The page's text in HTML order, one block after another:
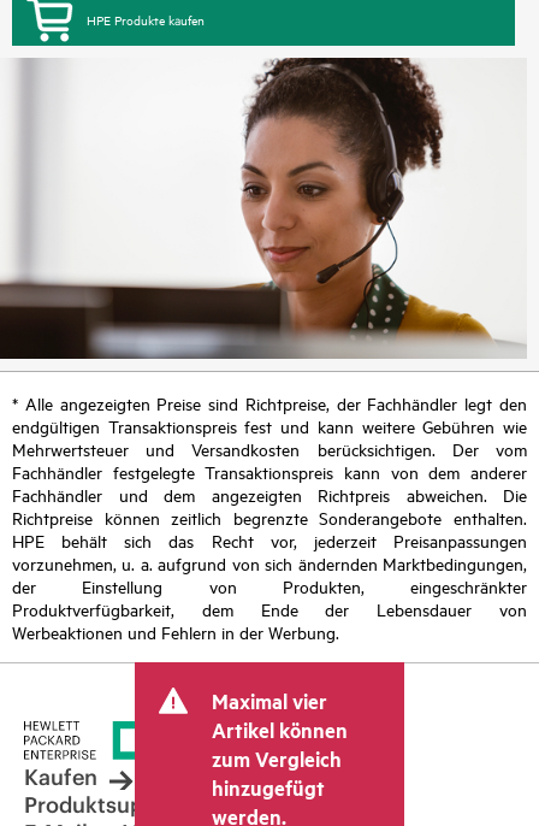
HPE Produkte kaufen
* Alle angezeigten Preise sind Richtpreise, der Fachhändler legt den
endgültigen Transaktionspreis fest und kann weitere Gebühren wie
Mehrwertsteuer und Versandkosten berücksichtigen. Der vom
Fachhändler festgelegte Transaktionspreis kann von dem anderer
Fachhändler und dem angezeigten Richtpreis abweichen. Die
Richtpreise können zeitlich begrenzte Sonderangebote enthalten.
HPE behält sich das Recht vor, jederzeit Preisanpassungen
vorzunehmen, u. a. aufgrund von sich ändernden Marktbedingungen,
der Einstellung von Produkten, eingeschränkter
Produktverfügbarkeit, dem Ende der Lebensdauer von
Werbeaktionen und Fehlern in der Werbung.
Maximal vier
Artikel können
zum Vergleich
hinzugefügt
werden.
Kaufen
Produktsupport